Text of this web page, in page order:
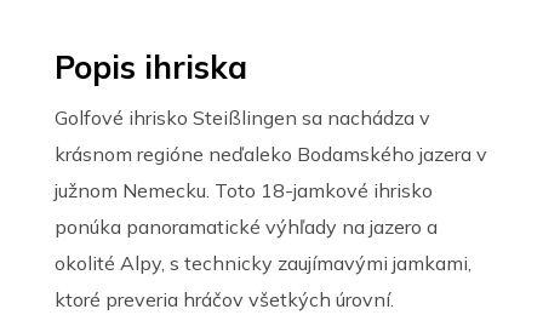
Popis ihriska
Golfové ihrisko Steißlingen sa nachádza v
krásnom regióne neďaleko Bodamského jazera v
južnom Nemecku. Toto 18-jamkové ihrisko
ponúka panoramatické výhľady na jazero a
okolité Alpy, s technicky zaujímavými jamkami,
ktoré preveria hráčov všetkých úrovní.